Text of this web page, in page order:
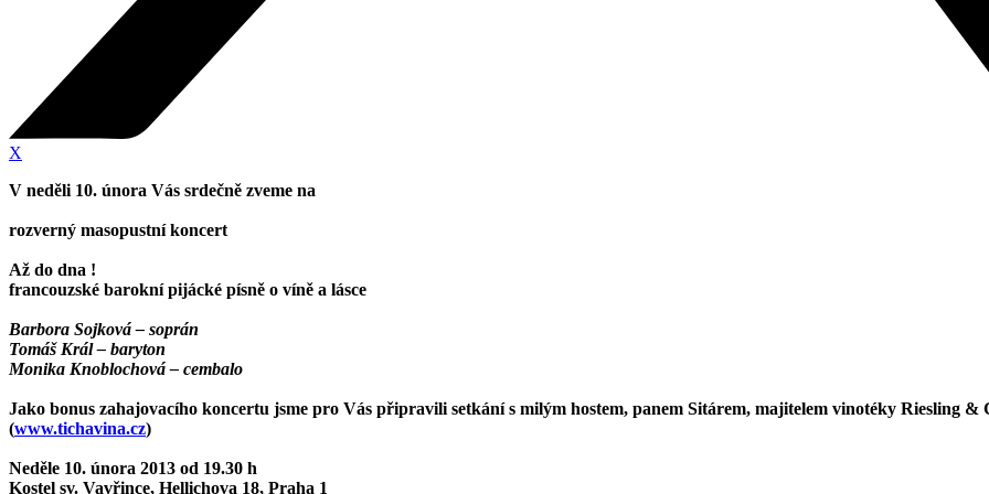
X
V neděli 10. února Vás srdečně zveme na
rozverný masopustní koncert
Až do dna !
francouzské barokní pijácké písně o víně a lásce
Barbora Sojková – soprán
Tomáš Král – baryton
Monika Knoblochová – cembalo
Jako bonus zahajovacího koncertu jsme pro Vás připravili setkání s milým hostem, panem Sitárem, majitelem vinotéky Riesling &
(www.tichavina.cz)
Neděle 10. února 2013 od 19.30 h
Kostel sv. Vavřince, Hellichova 18, Praha 1